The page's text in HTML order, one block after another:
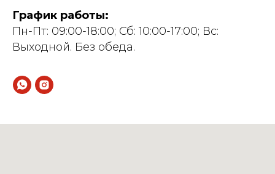
График работы:
Пн-Пт: 09:00-18:00; Сб: 10:00-17:00; Вс:
Выходной. Без обеда.